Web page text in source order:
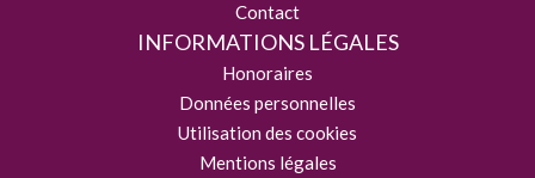
Contact
INFORMATIONS LÉGALES
Honoraires
Données personnelles
Utilisation des cookies
Mentions légales